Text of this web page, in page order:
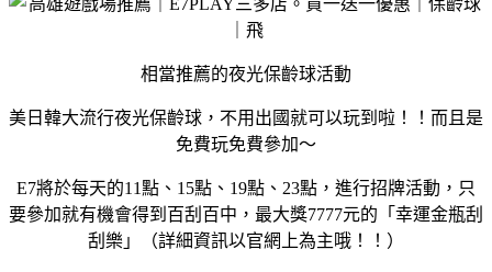
相當推薦的夜光保齡球活動
美日韓大流行夜光保齡球，不用出國就可以玩到啦！！而且是
免費玩免費參加～
E7將於每天的11點、15點、19點、23點，進行招牌活動，只
要參加就有機會得到百刮百中，最大獎7777元的「幸運金瓶刮
刮樂」（詳細資訊以官網上為主哦！！）